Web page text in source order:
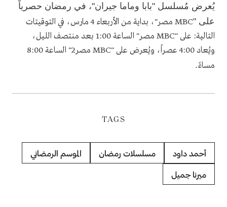
يُعرض مُسلسل "بابا وماما جيران"، في رمضان حصرياً
على "
MBC مصر"، بداية من الأربعاء 4 مارس، في التوقيتات
التالية: على "MBC مصر" الساعة 1:00 بعد منتصف الليل،
ويُعاد 4:00 عصراً، ويُعرض على "MBC مصر2" الساعة 8:00
مساءً.
TAGS
أحمد داود مسلسلات رمضان الموسم الرمضاني
ميرنا جميل